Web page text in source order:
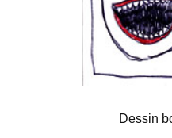
Dessin